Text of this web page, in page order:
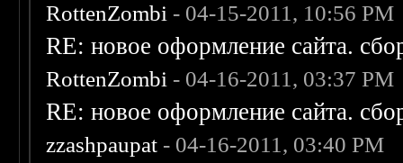
RottenZombi - 04-15-2011, 10:56 PM
RE: новое оформление сайта.
RottenZombi - 04-16-2011, 03:37 PM
RE: новое оформление сайта.
zzashpaupat - 04-16-2011, 03:40 PM